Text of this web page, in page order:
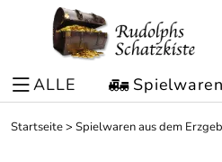
ALLE
Startseite> Spielwaren aus dem